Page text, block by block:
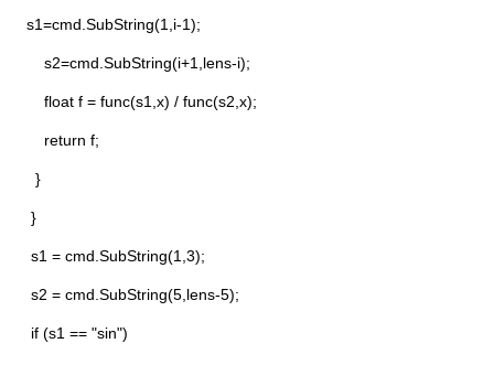
s1=cmd.SubString(1,i-1);
s2=cmd.SubString(i+1,lens-i);
float f = func(s1,x) / func(s2,x);
return f;
}
}
s1 = cmd.SubString(1,3);
s2 = cmd.SubString(5,lens-5);
if (s1 == "sin")